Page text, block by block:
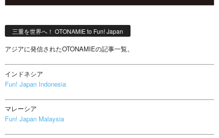
三重を世界へ！ OTONAMIE to Fun! Japan
アジアに発信されたOTONAMIEの記事一覧。
インドネシア
Fun! Japan Indonesia
マレーシア
Fun! Japan Malaysia